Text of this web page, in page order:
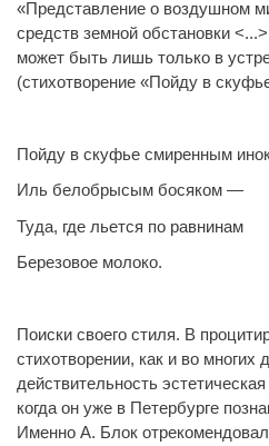
«Представление о воздушном
средств земной обстановки
может быть лишь только в
(стихотворение «Пойду в
Пойду в скуфье смиренным
Иль белобрысым босяком —
Туда, где льется по равнинам
Березовое молоко.
Поиски своего стиля. В
стихотворении, как и во многих
действительность
когда он уже в Петербурге
Именно А. Блок